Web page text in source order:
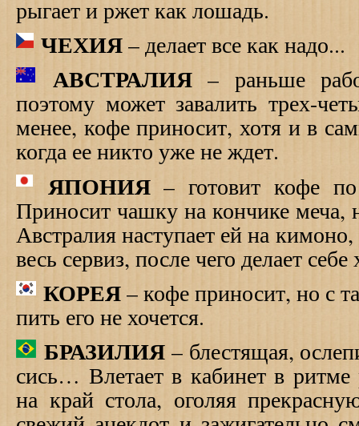
рыгает и ржет как лошадь.
ЧЕХИЯ– делает все как надо...
АВСТРАЛИЯ– раньше
поэтому может завалить трех-
менее, кофе приносит, хотя и в
когда ее никто уже не ждет.
ЯПОНИЯ– готовит кофе по
Приносит чашку на кончике меча,
Австралия наступает ей на
весь сервиз, после чего делает
КОРЕЯ– кофе приносит, но с
пить его не хочется.
БРАЗИЛИЯ– блестящая,
сись… Влетает в кабинет в
на край стола, оголяя